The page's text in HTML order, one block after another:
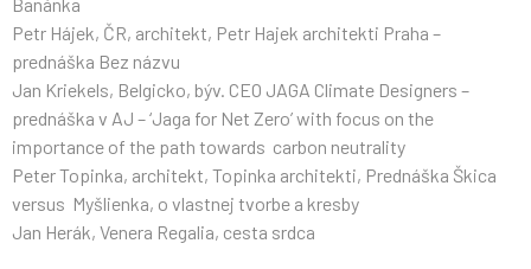
Petr Hájek, ČR, architekt, Petr Hajek architekti Praha –
prednáška Bez názvu
Jan Kriekels, Belgicko, býv. CEO JAGA Climate Designers –
prednáška v AJ – ‘Jaga for Net Zero’ with focus on the
importance of the path towards carbon neutrality
Peter Topinka, architekt, Topinka architekti, Prednáška Škica
versus Myšlienka, o vlastnej tvorbe a kresby
Jan Herák, Venera Regalia, cesta srdca